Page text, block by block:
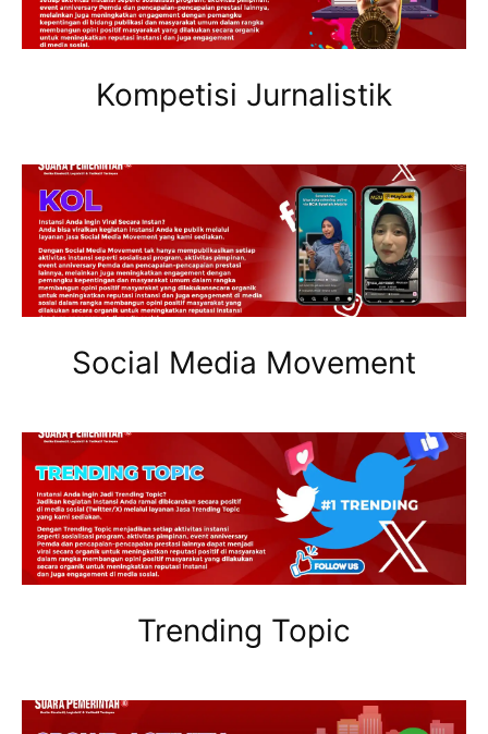
Kompetisi Jurnalistik
Social Media Movement
Trending Topic